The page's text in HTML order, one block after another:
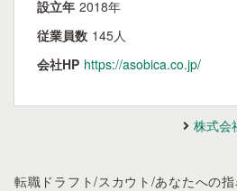
設立年 2018年
従業員数 145人
会社HP https://asobica.co.jp/
株式会
転職ドラフト/スカウト /あなたへの